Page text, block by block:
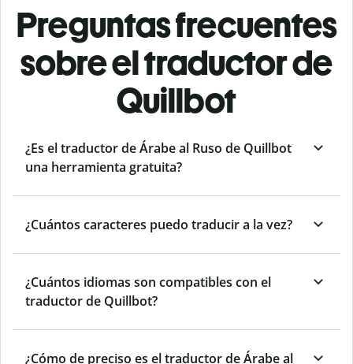
Preguntas frecuentes
sobre el traductor de
Quillbot
¿Es el traductor de Árabe al Ruso de Quillbot
una herramienta gratuita?
¿Cuántos caracteres puedo traducir a la vez?
¿Cuántos idiomas son compatibles con el
traductor de Quillbot?
¿Cómo de preciso es el traductor de Árabe al